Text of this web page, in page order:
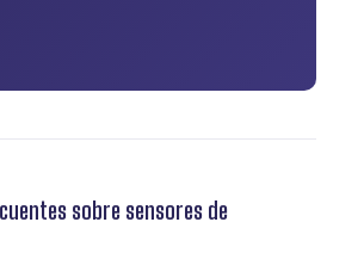
sobre sensores de